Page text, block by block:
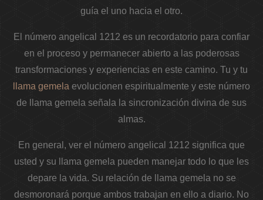
guía el uno hacia el otro.
El número angelical 1212 es un recordatorio para confiar
en el proceso y permanecer abierto a las poderosas
transformaciones y experiencias en este camino. Tu y tu
llama gemela evolucionen espiritualmente y este número
de llama gemela señala la sincronización divina de sus
almas.
En general, ver el número angelical 1212 significa que
usted y su llama gemela pueden manejar todo lo que les
depare la vida. Su relación de llama gemela no se
desmoronará porque ambos trabajan en ello a diario. No